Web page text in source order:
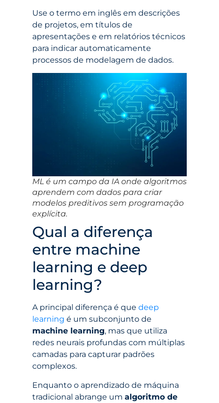
Use o termo em inglês em descrições
de projetos, em títulos de
apresentações e em relatórios técnicos
para indicar automaticamente
processos de modelagem de dados.
ML é um campo da IA onde algoritmos
aprendem com dados para criar
modelos preditivos sem programação
explícita.
Qual a diferença
entre machine
learning e deep
learning?
A principal diferença é que deep
learning é um subconjunto de
machine learning, mas que utiliza
redes neurais profundas com múltiplas
camadas para capturar padrões
complexos.
Enquanto o aprendizado de máquina
tradicional abrange um algoritmo de